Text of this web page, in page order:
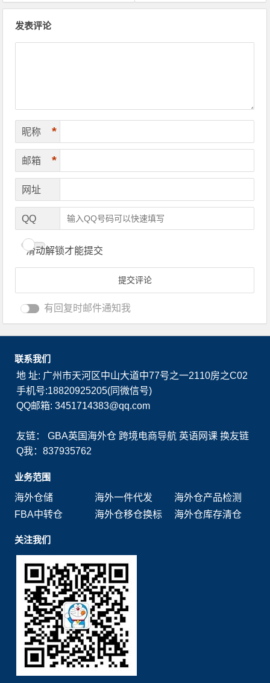
发表评论
昵称 *
邮箱 *
网址
QQ
滑动解锁才能提交
有回复时邮件通知我
联系我们
地 址: 广州市天河区中山大道中77号之一2110房之C02
手机号:18820925205(同微信号)
QQ邮箱: 3451714383@qq.com
友链：GBA英国海外仓 跨境电商导航 英语网课 换友链
Q我：837935762
业务范围
海外仓储
海外一件代发
海外仓产品检测
FBA中转仓
海外仓移仓换标 海外仓库存清仓
关注我们